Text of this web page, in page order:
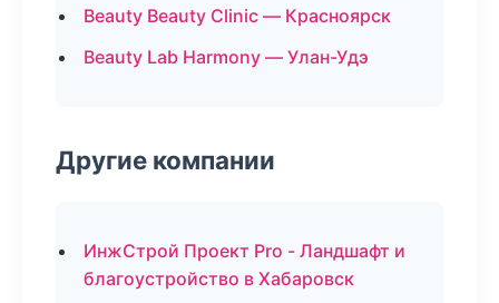
Beauty Beauty Clinic — Красноярск
Beauty Lab Harmony — Улан-Удэ
Другие компании
ИнжСтрой Проект Pro - Ландшафт и
благоустройство в Хабаровск